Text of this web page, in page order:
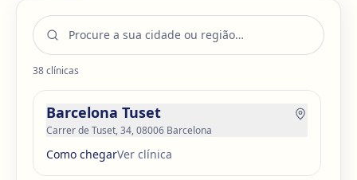
38clínicas
Barcelona Tuset
Carrer de Tuset, 34, 08006 Barcelona
Como chegarVer clínica